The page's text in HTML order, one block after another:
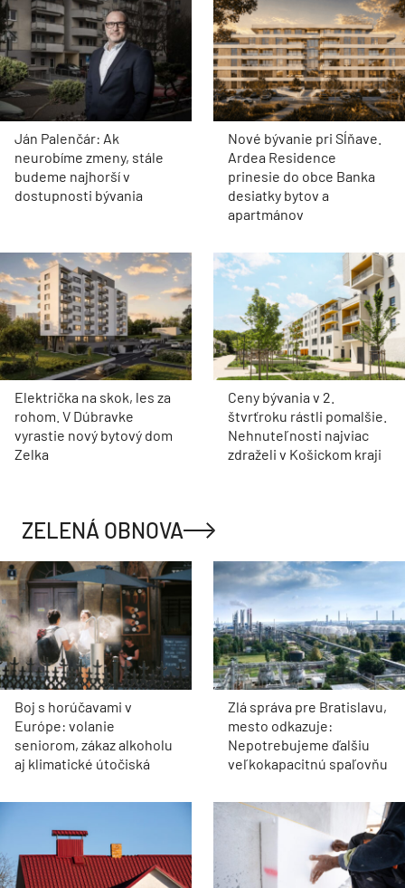
Ján Palenčár: Ak
neurobíme zmeny, stále
budeme najhorší v
dostupnosti bývania
Nové bývanie pri Sĺňave.
Ardea Residence
prinesie do obce Banka
desiatky bytov a
apartmánov
Električka na skok, les za
rohom. V Dúbravke
vyrastie nový bytový dom
Zelka
Ceny bývania v 2.
štvrťroku rástli pomalšie.
Nehnuteľnosti najviac
zdraželi v Košickom kraji
ZELENÁ OBNOVA
Boj s horúčavami v
Európe: volanie
seniorom, zákaz alkoholu
aj klimatické útočiská
Zlá správa pre Bratislavu,
mesto odkazuje:
Nepotrebujeme ďalšiu
veľkokapacitnú spaľovňu